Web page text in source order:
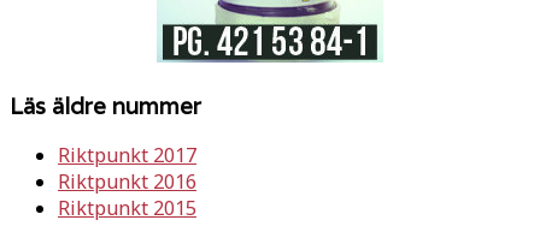
Läs äldre nummer
Riktpunkt 2017
Riktpunkt 2016
Riktpunkt 2015